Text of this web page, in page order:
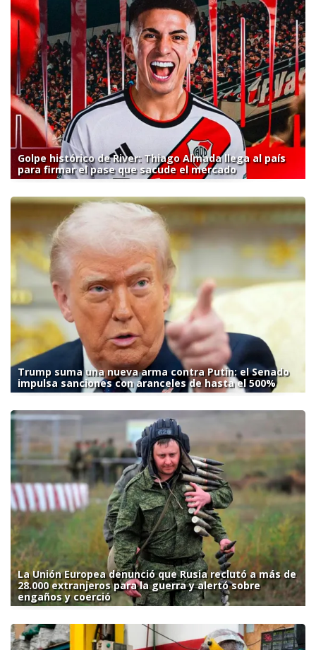
Golpe histórico de River: Thiago Almada llega al país
para firmar el pase que sacude el mercado
Trump suma una nueva arma contra Putin: el Senado
impulsa sanciones con aranceles de hasta el 500%
La Unión Europea denunció que Rusia reclutó a más de
28.000 extranjeros para la guerra y alertó sobre
engaños y coerció